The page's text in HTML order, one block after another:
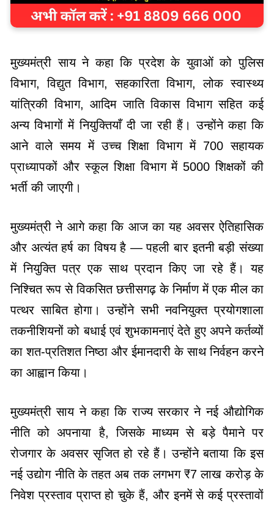
मुख्यमंत्री साय ने कहा कि प्रदेश के युवाओं को पुलिस
विभाग, विद्युत विभाग, सहकारिता विभाग, लोक स्वास्थ्य
यांत्रिकी विभाग, आदिम जाति विकास विभाग सहित कई
अन्य विभागों में नियुक्तियाँ दी जा रही हैं। उन्होंने कहा कि
आने वाले समय में उच्च शिक्षा विभाग में 700 सहायक
प्राध्यापकों और स्कूल शिक्षा विभाग में 5000 शिक्षकों की
भर्ती की जाएगी।
मुख्यमंत्री ने आगे कहा कि आज का यह अवसर ऐतिहासिक
और अत्यंत हर्ष का विषय है — पहली बार इतनी बड़ी संख्या
में नियुक्ति पत्र एक साथ प्रदान किए जा रहे हैं। यह
निश्चित रूप से विकसित छत्तीसगढ़ के निर्माण में एक मील का
पत्थर साबित होगा। उन्होंने सभी नवनियुक्त प्रयोगशाला
तकनीशियनों को बधाई एवं शुभकामनाएं देते हुए अपने कर्तव्यों
का शत-प्रतिशत निष्ठा और ईमानदारी के साथ निर्वहन करने
का आह्वान किया।
मुख्यमंत्री साय ने कहा कि राज्य सरकार ने नई औद्योगिक
नीति को अपनाया है, जिसके माध्यम से बड़े पैमाने पर
रोजगार के अवसर सृजित हो रहे हैं। उन्होंने बताया कि इस
नई उद्योग नीति के तहत अब तक लगभग ₹7 लाख करोड़ के
निवेश प्रस्ताव प्राप्त हो चुके हैं, और इनमें से कई प्रस्तावों